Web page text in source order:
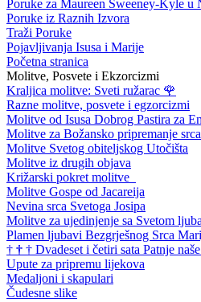
Poruke za Maureen Sweeney-Kyle
Poruke iz Raznih Izvora
Traži Poruke
Pojavljivanja Isusa i Marije
Početna stranica
Molitve, Posvete i Ekzorcizmi
Kraljica molitve: Sveti ružarac 🌹
Razne molitve, posvete i egzorcizmi
Molitve od Isusa Dobrog Pastira za
Molitve za Božansko pripremanje srca
Molitve Svetog obiteljskog Utočišta
Molitve iz drugih objava
Križarski pokret molitve
Molitve Gospe od Jacareija
Nevina srca Svetoga Josipa
Molitve za ujedinjenje sa Svetom
Plamen ljubavi Bezgrješnog Srca
† † † Dvadeset i četiri sata Patnje
Upute za pripremu lijekova
Medaljoni i skapulari
Čudesne slike